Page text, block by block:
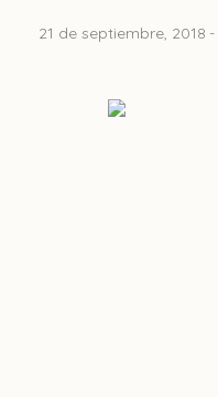
21 de septiembre, 2018